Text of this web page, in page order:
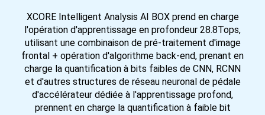
XCORE Intelligent Analysis AI BOX prend en charge
l'opération d'apprentissage en profondeur 28.8Tops,
utilisant une combinaison de pré-traitement d'image
frontal + opération d'algorithme back-end, prenant en
charge la quantification à bits faibles de CNN, RCNN
et d'autres structures de réseau neuronal de pédale
d'accélérateur dédiée à l'apprentissage profond,
prennent en charge la quantification à faible bit